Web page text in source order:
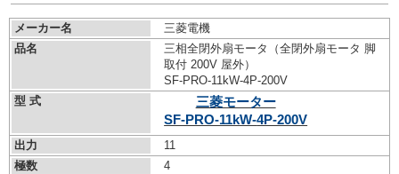
メーカー名
三菱電機
品名
三相全閉外扇モータ（全閉外扇モータ 脚
取付 200V 屋外）
SF-PRO-11kW-4P-200V
型 式
三菱モーター
SF-PRO-11kW-4P-200V
出力
11
極数
4